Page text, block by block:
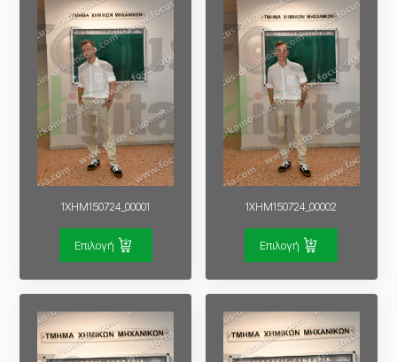
1XHM150724_00001
Επιλογή
1XHM150724_00002
Επιλογή